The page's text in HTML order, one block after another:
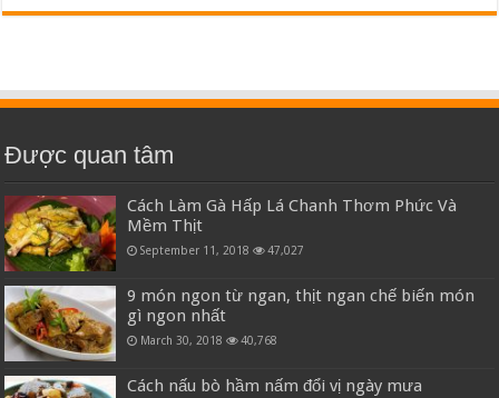
Được quan tâm
Cách Làm Gà Hấp Lá Chanh Thơm Phức Và
Mềm Thịt
September 11, 2018 47,027
9 món ngon từ ngan, thịt ngan chế biến món
gì ngon nhất
March 30, 2018 40,768
Cách nấu bò hầm nấm đổi vị ngày mưa